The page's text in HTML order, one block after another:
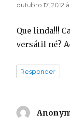
outubro 17, 2012
Que linda!!!
versátil né?
Responder